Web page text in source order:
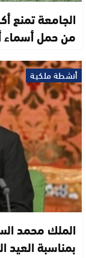
الجامعة تمنع
من حمل أسماء
أنشطة ملكية
الملك محمد
بمناسبة العيد